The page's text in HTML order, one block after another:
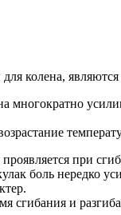
колена,
многократно
при
боль нередко
и